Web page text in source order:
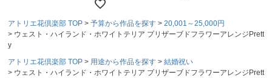
アトリエ花倶楽部 TOP 予算から作品を探す
20,001～25,000円
ウェスト・ハイランド・ホワイトテリア プリザーブドフラワーアレンジPrett
y
アトリエ花倶楽部 TOP
用途から作品を探す
結婚祝い
ウェスト・ハイランド・ホワイトテリア プリザーブドフラワーアレンジPrett